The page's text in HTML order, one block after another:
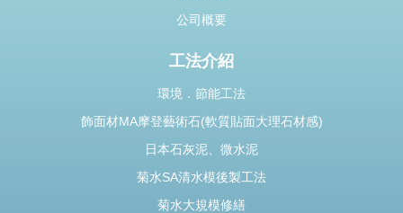
公司概要
工法介紹
環境．節能工法
飾面材MA摩登藝術石(軟質貼面大理石材感)
日本石灰泥、微水泥
菊水SA清水模後製工法
菊水大規模修繕